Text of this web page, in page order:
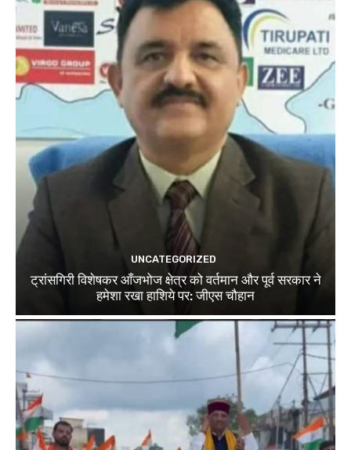
UNCATEGORIZED
ट्रांसगिरी विशेषकर आँजभोज क्षेत्र को वर्तमान और पूर्व सरकार ने
हमेशा रखा हाशिये पर: जीएस चौहान